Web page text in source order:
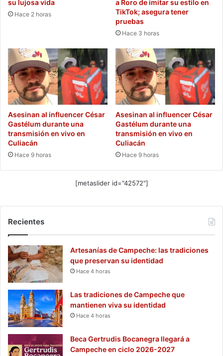
su lujosa vida
Hace 2 horas
a Roro de imitar su estilo en
TikTok; asegura tener
pruebas
Hace 3 horas
Asesinan al influencer César
Gastélum durante una
transmisión en vivo en
Culiacán
Hace 9 horas
Asesinan al influencer César
Gastélum durante una
transmisión en vivo en
Culiacán
Hace 9 horas
[metaslider id="42572"]
Recientes
Artesanías de Campeche: las tradiciones
que preservan su identidad
Hace 4 horas
Las tradiciones de Campeche que
mantienen viva su identidad
Hace 4 horas
Beca Gertrudis Bocanegra llegará a
Campeche en ciclo 2026-2027